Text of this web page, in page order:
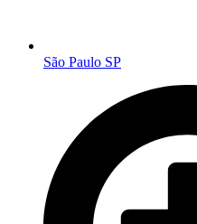
São Paulo SP